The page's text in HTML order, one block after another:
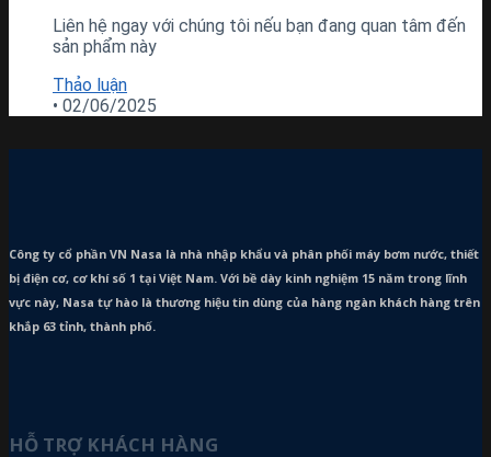
Liên hệ ngay với chúng tôi nếu bạn đang quan tâm đến
sản phẩm này
Thảo luận
• 02/06/2025
Công ty cổ phần VN Nasa là nhà nhập khẩu và phân phối máy bơm nước, thiết
bị điện cơ, cơ khí số 1 tại Việt Nam. Với bề dày kinh nghiệm 15 năm trong lĩnh
vực này, Nasa tự hào là thương hiệu tin dùng của hàng ngàn khách hàng trên
khắp 63 tỉnh, thành phố.
HỖ TRỢ KHÁCH HÀNG